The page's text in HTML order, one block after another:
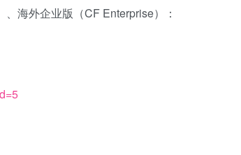
海外企业版（CF Enterprise）：